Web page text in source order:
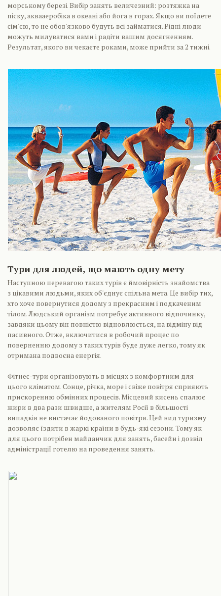
морському березі. Вибір занять величезний: розтяжка на
піску, аквааеробіка в океані або йога в горах. Якщо ви поїдете
сім'єю, то не обов'язково будуть всі займатися. Рідні люди
можуть милуватися вами і радіти вашим досягненням.
Результат, якого ви чекаєте роками, може прийти за 2 тижні.
Тури для людей, що мають одну мету
Наступною перевагою таких турів є ймовірність знайомства
з цікавими людьми, яких об'єднує спільна мета. Це вибір тих,
хто хоче повернутися додому з прекрасним і подкаченим
тілом. Людський організм потребує активного відпочинку,
завдяки цьому він повністю відновлюється, на відміну від
пасивного. Отже, включитися в робочий процес по
поверненню додому з таких турів буде дуже легко, тому як
отримана подвоєна енергія.
Фітнес-тури організовують в місцях з комфортним для
цього кліматом. Сонце, річка, море і свіже повітря сприяють
прискоренню обмінних процесів. Місцевий кисень спалює
жири в два рази швидше, а жителям Росії в більшості
випадків не вистачає йодованого повітря. Цей вид туризму
дозволяє їздити в жаркі країни в будь-які сезони. Тому як
для цього потрібен майданчик для занять, басейн і дозвіл
адміністрації готелю на проведення занять.